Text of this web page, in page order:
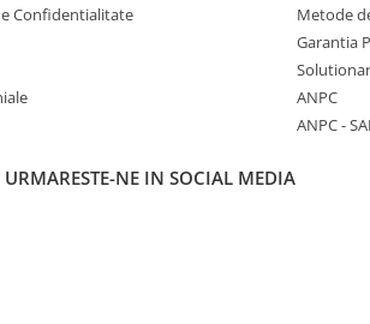
Confidentialitate
Metode
Garantia
ANPC
ANPC -
URMARESTE-NE IN SOCIAL MEDIA